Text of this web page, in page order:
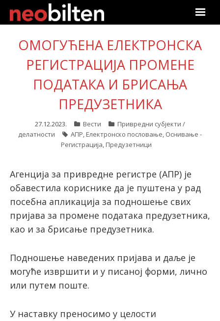
Почетна
Претрага
Актуелно
Линкови
Претплата
Пријава
latinica
ОМОГУЋЕНА ЕЛЕКТРОНСКА
РЕГИСТРАЦИЈА ПРОМЕНЕ
ПОДАТАКА И БРИСАЊА
ПРЕДУЗЕТНИКА
27.12.2023. Вести
Привредни субјекти /
делатности
АПР, Електронско пословање, Оснивање -
Регистрација, Предузетници
Агенција за привредне регистре (АПР) је
обавестила кориснике да је пуштена у рад
посебна апликација за подношење свих
пријава за промене података предузетника,
као и за брисање предузетника.
Подношење наведених пријава и даље је
могуће извршити и у писаној форми, лично
или путем поште.
У наставку преносимо у целости